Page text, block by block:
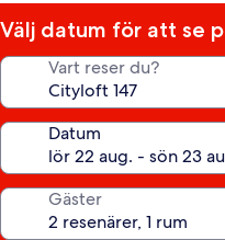
Välj datum för att se
Vart reser du?
Datum
Gäster